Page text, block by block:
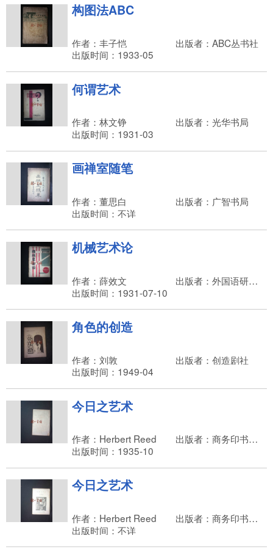
构图法ABC
作者：丰子恺
出版者：ABC丛书社
出版时间：1933-05
何谓艺术
作者：林文铮
出版者：光华书局
出版时间：1931-03
画禅室随笔
作者：董思白
出版者：广智书局
出版时间：不详
机械艺术论
作者：薛效文
出版者：外国语研究会
出版时间：1931-07-10
角色的创造
作者：刘敦
出版者：创造剧社
出版时间：1949-04
今日之艺术
作者：Herbert Reed
出版者：商务印书馆，王云五
出版时间：1935-10
今日之艺术
作者：Herbert Reed
出版者：商务印书馆，王云五
出版时间：不详